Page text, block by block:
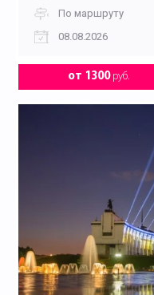
По маршруту
08.08.2026
от 1300руб.